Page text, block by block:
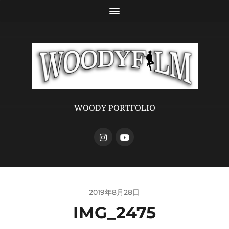
WOODY PORTFOLIO
2019年8月28日
IMG_2475